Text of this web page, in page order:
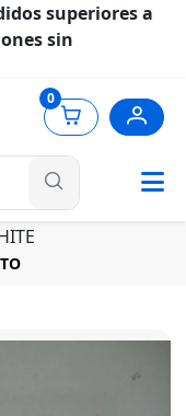
superiores a
sin
0